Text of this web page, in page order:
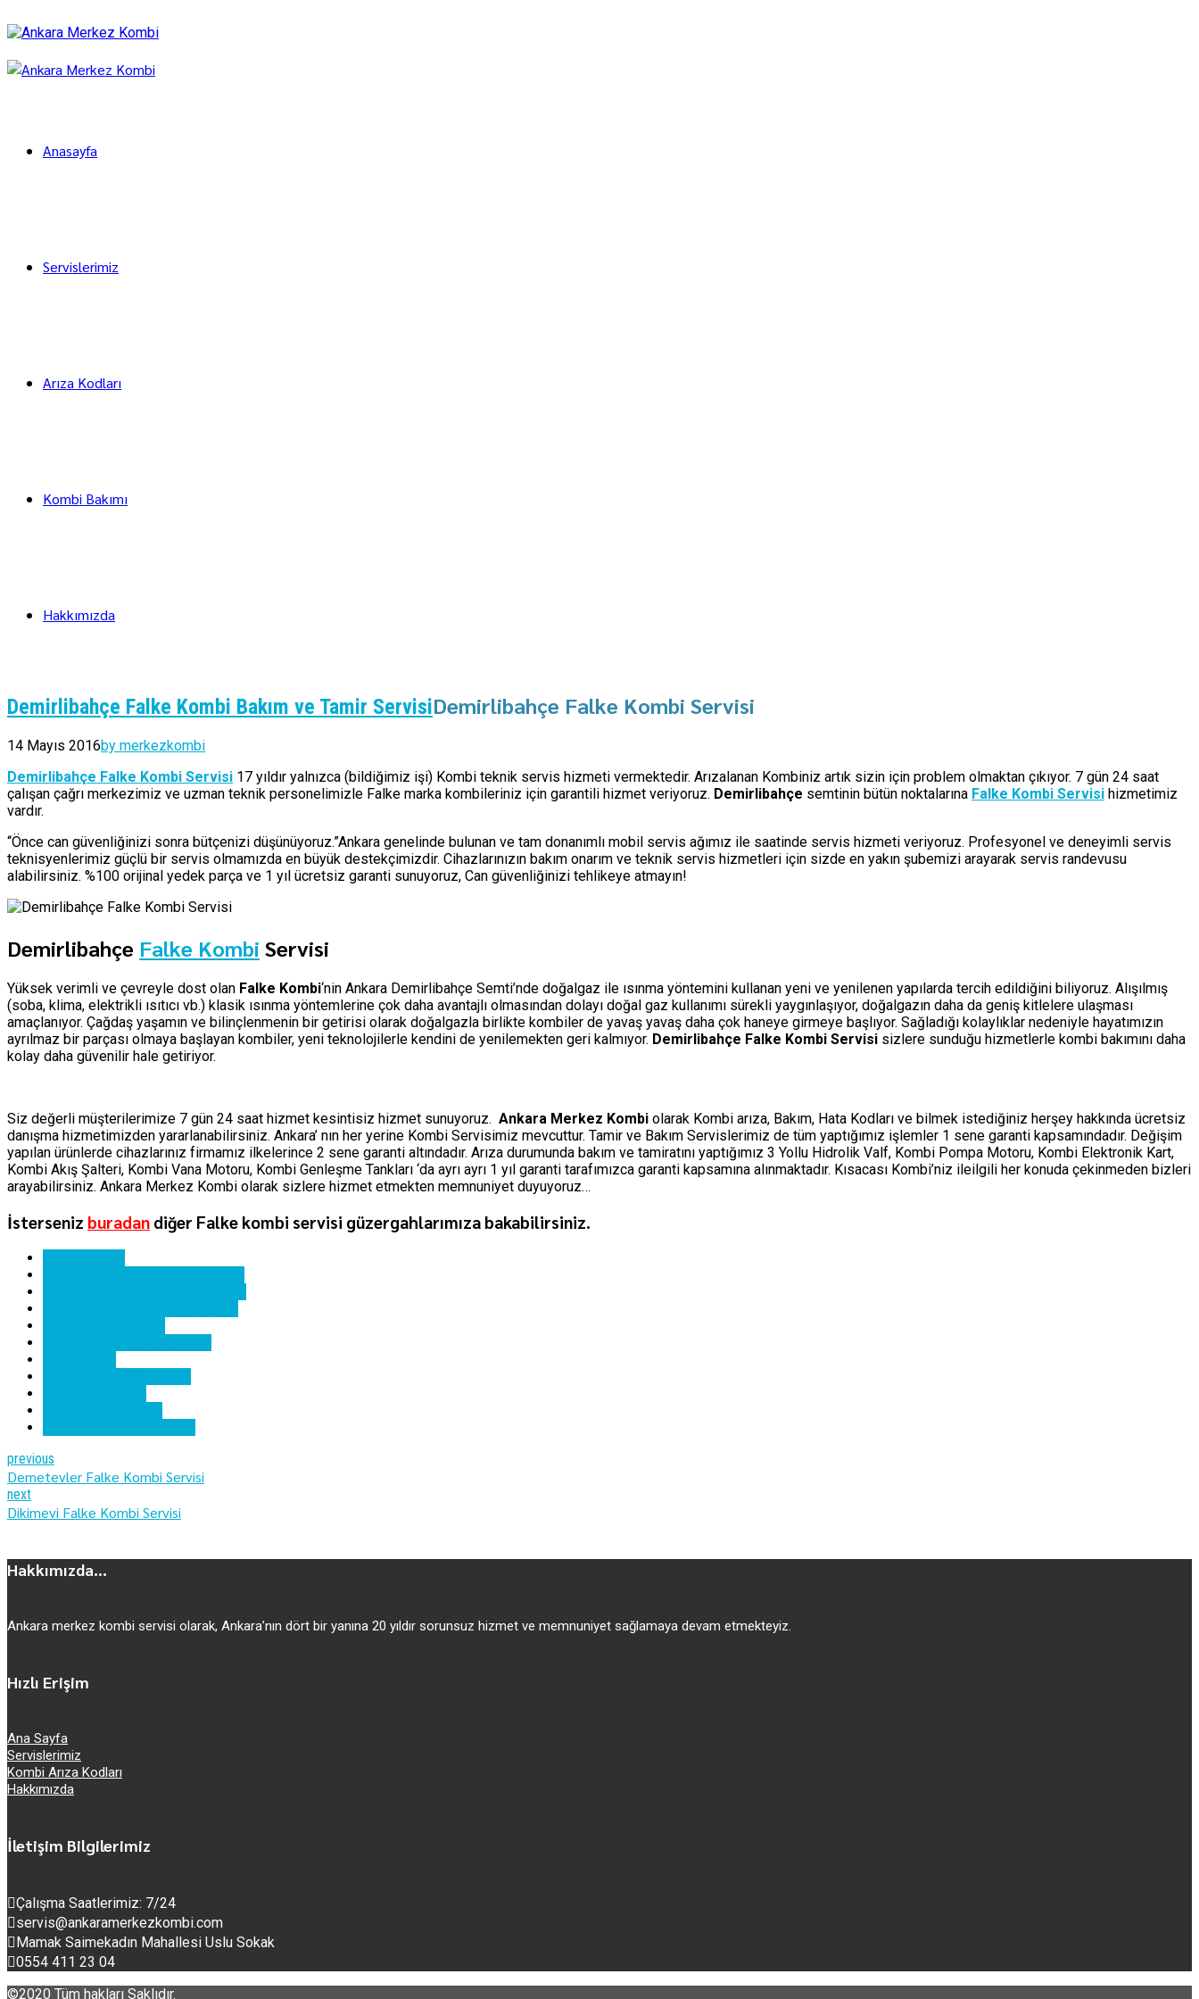
Anasayfa
Servislerimiz
Arıza Kodları
Kombi Bakımı
Hakkımızda
Demirlibahçe Falke Kombi Bakım ve Tamir ServisiDemirlibahçe Falke Kombi Servisi
14 Mayıs 2016by merkezkombi
Demirlibahçe Falke Kombi Servisi 17 yıldır yalnızca (bildiğimiz işi) Kombi teknik servis hizmeti vermektedir. Arızalanan Kombiniz artık sizin için problem olmaktan çıkıyor. 7 gün 24 saat
çalışan çağrı merkezimiz ve uzman teknik personelimizle Falke marka kombileriniz için garantili hizmet veriyoruz. Demirlibahçe semtinin bütün noktalarına Falke Kombi Servisi hizmetimiz
vardır.
“Önce can güvenliğinizi sonra bütçenizi düşünüyoruz.”Ankara genelinde bulunan ve tam donanımlı mobil servis ağımız ile saatinde servis hizmeti veriyoruz. Profesyonel ve deneyimli servis
teknisyenlerimiz güçlü bir servis olmamızda en büyük destekçimizdir. Cihazlarınızın bakım onarım ve teknik servis hizmetleri için sizde en yakın şubemizi arayarak servis randevusu
alabilirsiniz. %100 orijinal yedek parça ve 1 yıl ücretsiz garanti sunuyoruz, Can güvenliğinizi tehlikeye atmayın!
Demirlibahçe Falke Kombi Servisi
Yüksek verimli ve çevreyle dost olan Falke Kombi‘nin Ankara Demirlibahçe Semti’nde doğalgaz ile ısınma yöntemini kullanan yeni ve yenilenen yapılarda tercih edildiğini biliyoruz. Alışılmış
(soba, klima, elektrikli ısıtıcı vb.) klasik ısınma yöntemlerine çok daha avantajlı olmasından dolayı doğal gaz kullanımı sürekli yaygınlaşıyor, doğalgazın daha da geniş kitlelere ulaşması
amaçlanıyor. Çağdaş yaşamın ve bilinçlenmenin bir getirisi olarak doğalgazla birlikte kombiler de yavaş yavaş daha çok haneye girmeye başlıyor. Sağladığı kolaylıklar nedeniyle hayatımızın
ayrılmaz bir parçası olmaya başlayan kombiler, yeni teknolojilerle kendini de yenilemekten geri kalmıyor. Demirlibahçe Falke Kombi Servisi sizlere sunduğu hizmetlerle kombi bakımını daha
kolay daha güvenilir hale getiriyor.
Siz değerli müşterilerimize 7 gün 24 saat hizmet kesintisiz hizmet sunuyoruz. Ankara Merkez Kombi olarak Kombi arıza, Bakım, Hata Kodları ve bilmek istediğiniz herşey hakkında ücretsiz
danışma hizmetimizden yararlanabilirsiniz. Ankara’ nın her yerine Kombi Servisimiz mevcuttur. Tamir ve Bakım Servislerimiz de tüm yaptığımız işlemler 1 sene garanti kapsamındadır. Değişim
yapılan ürünlerde cihazlarınız firmamız ilkelerince 2 sene garanti altındadır. Arıza durumunda bakım ve tamiratını yaptığımız 3 Yollu Hidrolik Valf, Kombi Pompa Motoru, Kombi Elektronik Kart,
Kombi Akış Şalteri, Kombi Vana Motoru, Kombi Genleşme Tankları ‘da ayrı ayrı 1 yıl garanti tarafımızca garanti kapsamına alınmaktadır. Kısacası Kombi’niz ileilgili her konuda çekinmeden bizleri
arayabilirsiniz. Ankara Merkez Kombi olarak sizlere hizmet etmekten memnuniyet duyuyoruz…
İsterseniz buradan diğer Falke kombi servisi güzergahlarımıza bakabilirsiniz.
previous
Demetevler Falke Kombi Servisi
next
Dikimevi Falke Kombi Servisi
Hakkımızda...
Ankara merkez kombi servisi olarak, Ankara’nın dört bir yanına 20 yıldır sorunsuz hizmet ve memnuniyet sağlamaya devam etmekteyiz.
Hızlı Erişim
Ana Sayfa
Servislerimiz
Kombi Arıza Kodları
Hakkımızda
İletişim Bilgilerimiz
Çalışma Saatlerimiz: 7/24
servis@ankaramerkezkombi.com
Mamak Saimekadın Mahallesi Uslu Sokak
0554 411 23 04
©2020 Tüm hakları Saklıdır.